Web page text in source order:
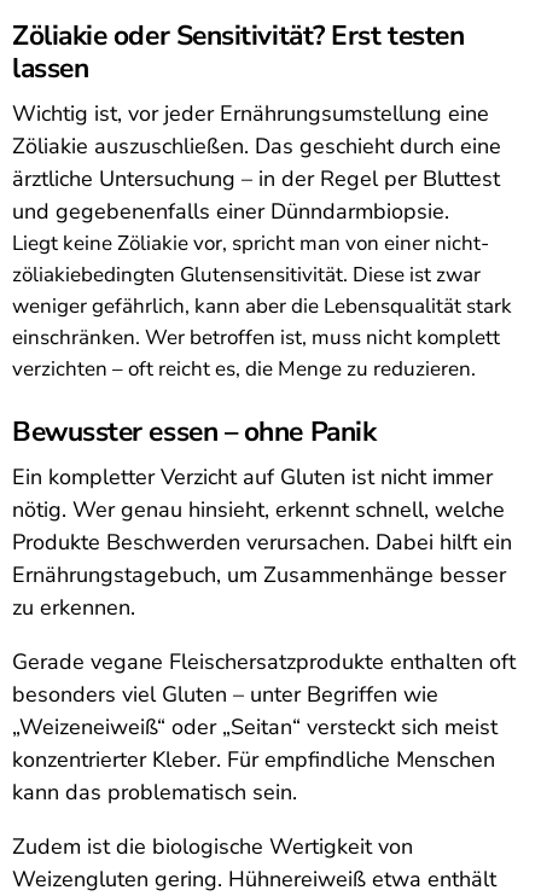
Zöliakie oder Sensitivität? Erst testen
lassen
Wichtig ist, vor jeder Ernährungsumstellung eine
Zöliakie auszuschließen. Das geschieht durch eine
ärztliche Untersuchung – in der Regel per Bluttest
und gegebenenfalls einer Dünndarmbiopsie.
Liegt keine Zöliakie vor, spricht man von einer nicht-
zöliakiebedingten Glutensensitivität. Diese ist zwar
weniger gefährlich, kann aber die Lebensqualität stark
einschränken. Wer betroffen ist, muss nicht komplett
verzichten – oft reicht es, die Menge zu reduzieren.
Bewusster essen – ohne Panik
Ein kompletter Verzicht auf Gluten ist nicht immer
nötig. Wer genau hinsieht, erkennt schnell, welche
Produkte Beschwerden verursachen. Dabei hilft ein
Ernährungstagebuch, um Zusammenhänge besser
zu erkennen.
Gerade vegane Fleischersatzprodukte enthalten oft
besonders viel Gluten – unter Begriffen wie
„Weizeneiweiß“ oder „Seitan“ versteckt sich meist
konzentrierter Kleber. Für empfindliche Menschen
kann das problematisch sein.
Zudem ist die biologische Wertigkeit von
Weizengluten gering. Hühnereiweiß etwa enthält